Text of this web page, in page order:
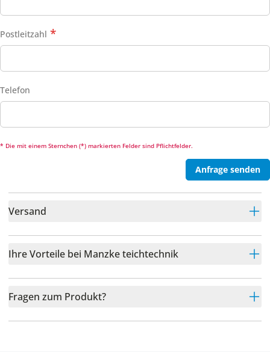
Postleitzahl
Telefon
* Die mit einem Sternchen (*) markierten Felder sind Pflichtfelder.
Anfrage senden
Versand
Ihre Vorteile bei Manzke teichtechnik
Fragen zum Produkt?